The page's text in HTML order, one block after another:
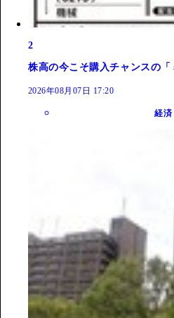
2
株高の今こそ購入チャンスの
2026年08月07日 17:20
経済